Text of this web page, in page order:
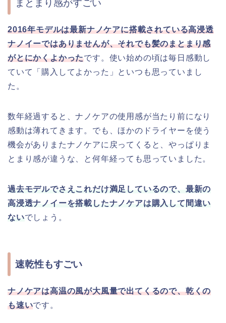
まとまり感がすごい
2016年モデルは最新ナノケアに搭載されている高浸透
ナノイーではありませんが、それでも髪のまとまり感
がとにかくよかったです。使い始めの頃は毎日感動し
ていて「購入してよかった」といつも思っていまし
た。
数年経過すると、ナノケアの使用感が当たり前になり
感動は薄れてきます。でも、ほかのドライヤーを使う
機会がありまたナノケアに戻ってくると、やっぱりま
とまり感が違うな、と何年経っても思っていました。
過去モデルでさえこれだけ満足しているので、最新の
高浸透ナノイーを搭載したナノケアは購入して間違い
ないでしょう。
速乾性もすごい
ナノケアは高温の風が大風量で出てくるので、乾くの
も速いです。